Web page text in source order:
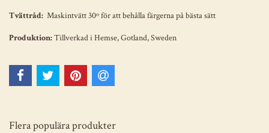
Tvättråd: Maskintvätt 30º för att behålla färgerna på bästa sätt
Produktion:Tillverkad i Hemse, Gotland, Sweden
Flera populära produkter